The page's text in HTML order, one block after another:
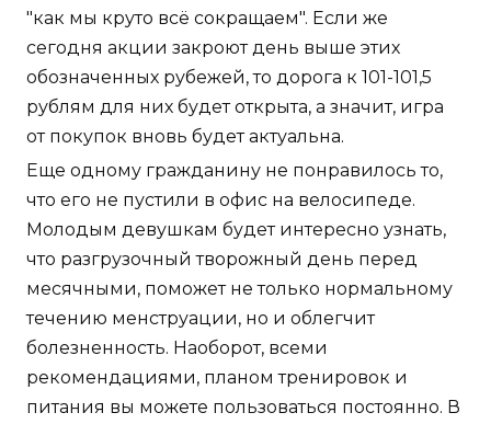
"как мы круто всё сокращаем". Если же
сегодня акции закроют день выше этих
обозначенных рубежей, то дорога к 101-101,5
рублям для них будет открыта, а значит, игра
от покупок вновь будет актуальна.
Еще одному гражданину не понравилось то,
что его не пустили в офис на велосипеде.
Молодым девушкам будет интересно узнать,
что разгрузочный творожный день перед
месячными, поможет не только нормальному
течению менструации, но и облегчит
болезненность. Наоборот, всеми
рекомендациями, планом тренировок и
питания вы можете пользоваться постоянно. В